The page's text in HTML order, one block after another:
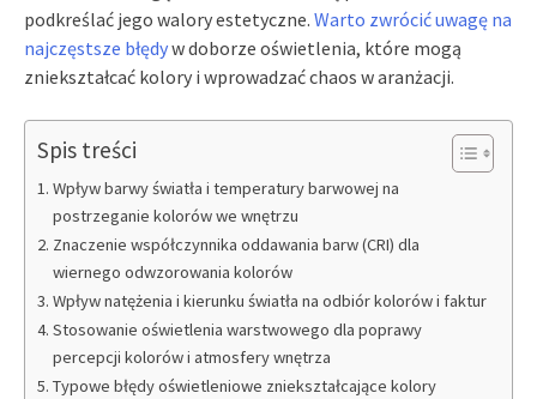
podkreślać jego walory estetyczne. Warto zwrócić uwagę na
najczęstsze błędyw doborze oświetlenia, które mogą
zniekształcać kolory i wprowadzać chaos w aranżacji.
Spis treści
Wpływ barwy światła i temperatury barwowej na
postrzeganie kolorów we wnętrzu
Znaczenie współczynnika oddawania barw (CRI) dla
wiernego odwzorowania kolorów
Wpływ natężenia i kierunku światła na odbiór kolorów i faktur
Stosowanie oświetlenia warstwowego dla poprawy
percepcji kolorów i atmosfery wnętrza
Typowe błędy oświetleniowe zniekształcające kolory